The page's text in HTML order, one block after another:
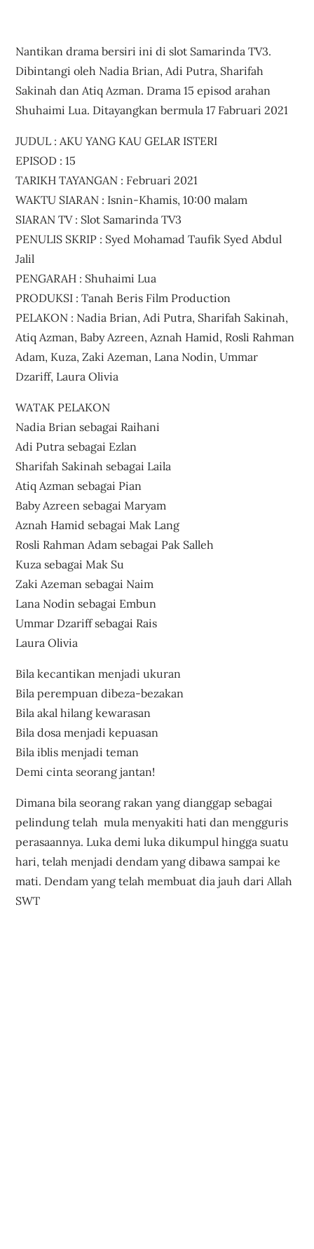
Nantikan drama bersiri ini di slot Samarinda TV3.
Dibintangi oleh Nadia Brian, Adi Putra, Sharifah
Sakinah dan Atiq Azman. Drama 15 episod arahan
Shuhaimi Lua. Ditayangkan bermula 17 Fabruari 2021
JUDUL : AKU YANG KAU GELAR ISTERI
EPISOD : 15
TARIKH TAYANGAN : Februari 2021
WAKTU SIARAN : Isnin-Khamis, 10:00 malam
SIARAN TV : Slot Samarinda TV3
PENULIS SKRIP : Syed Mohamad Taufik Syed Abdul
Jalil
PENGARAH : Shuhaimi Lua
PRODUKSI : Tanah Beris Film Production
PELAKON : Nadia Brian, Adi Putra, Sharifah Sakinah,
Atiq Azman, Baby Azreen, Aznah Hamid, Rosli Rahman
Adam, Kuza, Zaki Azeman, Lana Nodin, Ummar
Dzariff, Laura Olivia
WATAK PELAKON
Nadia Brian sebagai Raihani
Adi Putra sebagai Ezlan
Sharifah Sakinah sebagai Laila
Atiq Azman sebagai Pian
Baby Azreen sebagai Maryam
Aznah Hamid sebagai Mak Lang
Rosli Rahman Adam sebagai Pak Salleh
Kuza sebagai Mak Su
Zaki Azeman sebagai Naim
Lana Nodin sebagai Embun
Ummar Dzariff sebagai Rais
Laura Olivia
Bila kecantikan menjadi ukuran
Bila perempuan dibeza-bezakan
Bila akal hilang kewarasan
Bila dosa menjadi kepuasan
Bila iblis menjadi teman
Demi cinta seorang jantan!
Dimana bila seorang rakan yang dianggap sebagai
pelindung telah mula menyakiti hati dan mengguris
perasaannya. Luka demi luka dikumpul hingga suatu
hari, telah menjadi dendam yang dibawa sampai ke
mati. Dendam yang telah membuat dia jauh dari Allah
SWT